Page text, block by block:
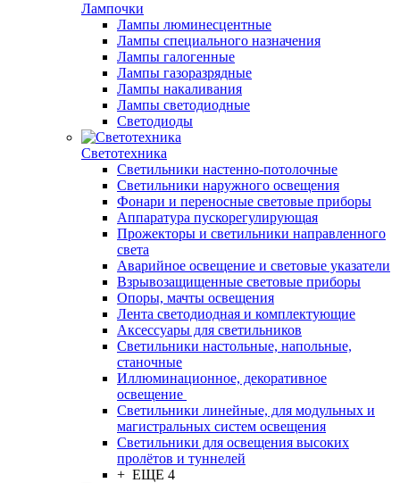
Лампочки
Лампы люминесцентные
Лампы специального назначения
Лампы галогенные
Лампы газоразрядные
Лампы накаливания
Лампы светодиодные
Светодиоды
Светотехника
Светильники настенно-потолочные
Светильники наружного освещения
Фонари и переносные световые приборы
Аппаратура пускорегулирующая
Прожекторы и светильники направленного
света
Аварийное освещение и световые указатели
Взрывозащищенные световые приборы
Опоры, мачты освещения
Лента светодиодная и комплектующие
Аксессуары для светильников
Светильники настольные, напольные,
станочные
Иллюминационное, декоративное
освещение
Светильники линейные, для модульных и
магистральных систем освещения
Светильники для освещения высоких
пролётов и туннелей
+ ЕЩЕ 4